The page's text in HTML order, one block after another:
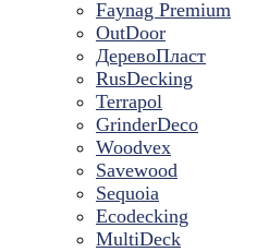
Faynag Premium
OutDoor
ДеревоПласт
RusDecking
Terrapol
GrinderDeco
Woodvex
Savewood
Sequoia
Ecodecking
MultiDeck